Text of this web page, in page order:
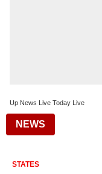
Up News Live Today Live
NEWS
STATES